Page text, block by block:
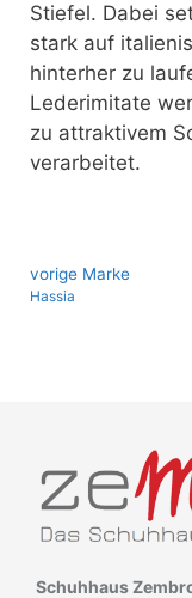
Stiefel. Dabei
stark auf
hinterher zu
Lederimitate
zu attraktivem
verarbeitet.
vo­ri­ge Marke
Hassia
Schuhhaus